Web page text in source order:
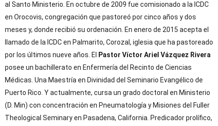
Víctor Ariel
y Comités
al Santo Ministerio. En octubre de 2009 fue comisionado a la ICDC
en Orocovis, congregación que pastoreó por cinco años y dos
meses y, donde recibió su ordenación. En enero de 2015 acepta el
llamado de la ICDC en Palmarito, Corozal, iglesia que ha pastoreado
por los últimos nueve años. El
Pastor Víctor Ariel Vázquez Rivera
posee un bachillerato en Enfermería del Recinto de Ciencias
Médicas. Una Maestría en Divinidad del Seminario Evangélico de
Puerto Rico. Y actualmente, cursa un grado doctoral en Ministerio
(D. Min) con concentración en Pneumatología y Misiones del Fuller
Theological Seminary en Pasadena, California. Predicador prolífico,